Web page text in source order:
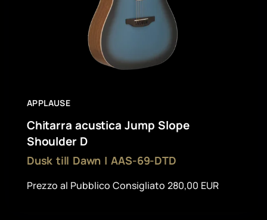
APPLAUSE
Chitarra acustica Jump Slope
Shoulder D
Dusk till Dawn | AAS-69-DTD
Prezzo al Pubblico Consigliato 280,00 EUR